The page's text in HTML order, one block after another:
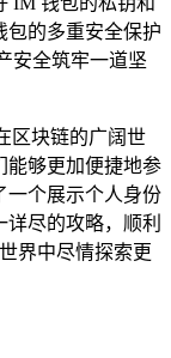
包的多重安全保护
安全筑牢一道坚
区块链的广阔世
能够更加便捷地参
一个展示个人身份
尽的攻略，顺利
界中尽情探索更